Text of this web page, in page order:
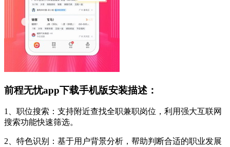
前程无忧app下载手机版安装描述：
1、职位搜索：支持附近查找全职兼职岗位，利用强大互联网
搜索功能快速筛选。
2、特色识别：基于用户背景分析，帮助判断合适的职业发展